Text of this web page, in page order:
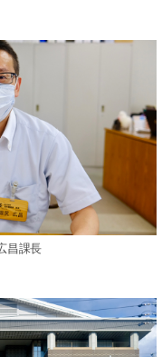
昌課長